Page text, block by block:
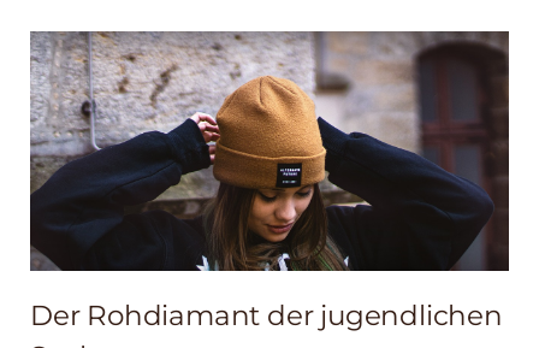
Der Rohdiamant der jugendlichen